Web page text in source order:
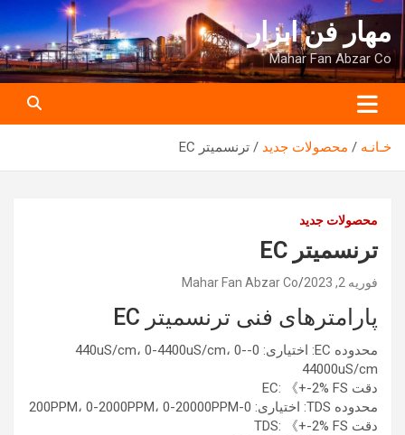
به
محتوا
برویدمهار فن ابزار
Mahar Fan Abzar Co
خـانـه محصولات جدید ترنسمیتر EC
محصولات جدید
ترنسمیتر EC
فوریه 2, 2023 Mahar Fan Abzar Co
پارامترهای فنی ترنسمیتر EC
محدوده EC: اختیاری: 0-440uS/cm، 0-4400uS/cm، 0-
44000uS/cm
دقت EC: 《+-2% FS
محدوده TDS: اختیاری: 0-200PPM، 0-2000PPM، 0-20000PPM
دقت TDS: 《+-2% FS